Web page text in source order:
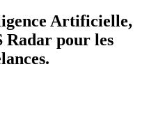
Artificielle,
Radar pour les